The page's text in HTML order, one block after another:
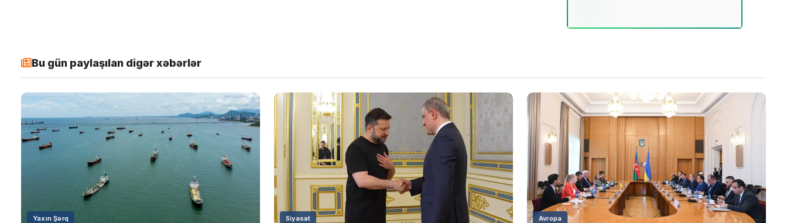
Bu gün paylaşılan digər xəbərlər
Yaxın Şərq Siyasət Avropa